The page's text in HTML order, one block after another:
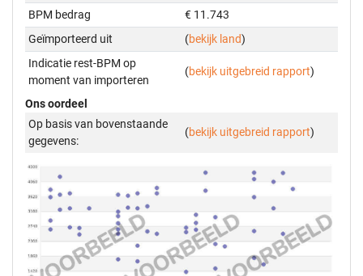
BPM bedrag
€ 11.743
Geïmporteerd uit
(bekijk land)
Indicatie rest-BPM op
moment van importeren
(bekijk uitgebreid rapport)
Ons oordeel
Op basis van bovenstaande
gegevens:
(bekijk uitgebreid rapport)